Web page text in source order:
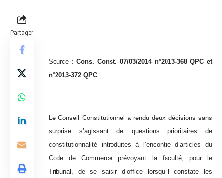
Partager
Source : Cons. Const. 07/03/2014 n°2013-368QPC et
n°2013-372 QPC
Le Conseil Constitutionnel a rendu deux décisions sans
surprise s’agissant de questions prioritaires de
constitutionnalité introduites à l’encontre d’articles du
Code de Commerce prévoyant la faculté, pour le
Tribunal, de se saisir d’office lorsqu’il constate les